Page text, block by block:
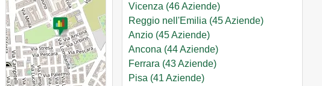
Vicenza (46 Aziende)
Reggio nell'Emilia (45 Aziende)
Anzio (45 Aziende)
Ancona (44 Aziende)
Ferrara (43 Aziende)
Pisa (41 Aziende)